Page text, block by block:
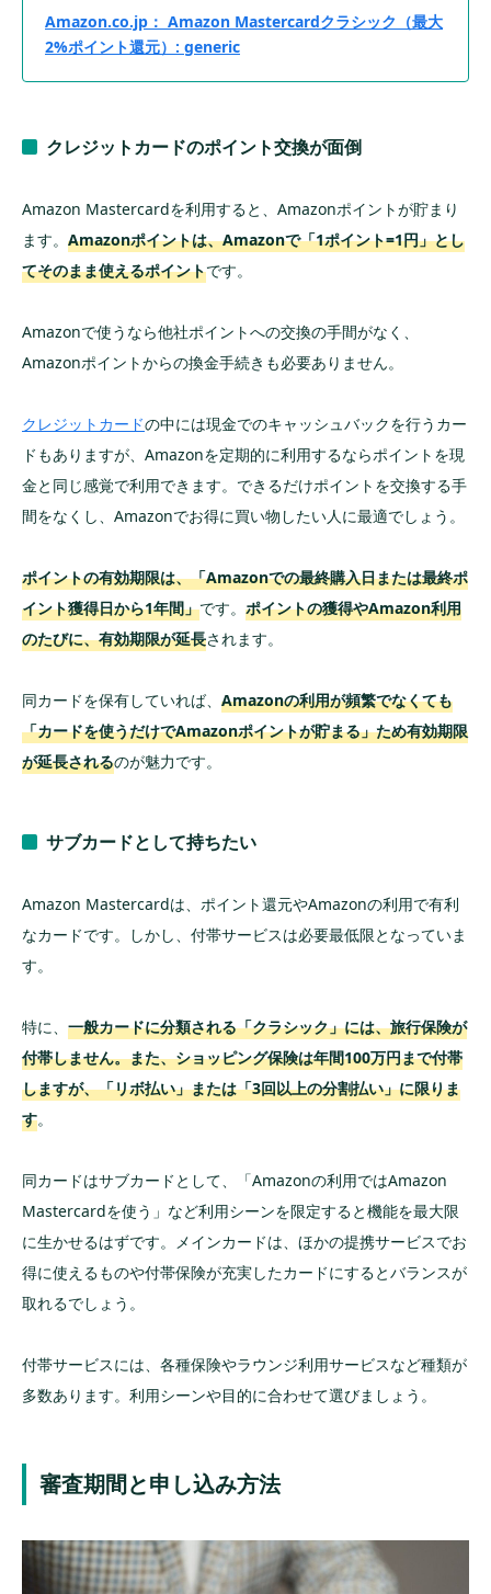
Amazon.co.jp： Amazon Mastercardクラシック（最大
2%ポイント還元）: generic
クレジットカードのポイント交換が面倒
Amazon Mastercardを利用すると、Amazonポイントが貯まり
ます。 Amazonポイントは、Amazonで「1ポイント=1円」とし
てそのまま使えるポイントです。
Amazonで使うなら他社ポイントへの交換の手間がなく、
Amazonポイントからの換金手続きも必要ありません。
クレジットカードの中には現金でのキャッシュバックを行うカー
ドもありますが、Amazonを定期的に利用するならポイントを現
金と同じ感覚で利用できます。できるだけポイントを交換する手
間をなくし、Amazonでお得に買い物したい人に最適でしょう。
ポイントの有効期限は、「Amazonでの最終購入日または最終ポ
イント獲得日から1年間」です。 ポイントの獲得やAmazon利用
のたびに、有効期限が延長されます。
同カードを保有していれば、 Amazonの利用が頻繁でなくても
「カードを使うだけでAmazonポイントが貯まる」ため有効期限
が延長されるのが魅力です。
サブカードとして持ちたい
Amazon Mastercardは、ポイント還元やAmazonの利用で有利
なカードです。しかし、付帯サービスは必要最低限となっていま
す。
特に、 一般カードに分類される「クラシック」には、旅行保険が
付帯しません。また、ショッピング保険は年間100万円まで付帯
しますが、「リボ払い」または「3回以上の分割払い」に限りま
す。
同カードはサブカードとして、「Amazonの利用ではAmazon
Mastercardを使う」など利用シーンを限定すると機能を最大限
に生かせるはずです。メインカードは、ほかの提携サービスでお
得に使えるものや付帯保険が充実したカードにするとバランスが
取れるでしょう。
付帯サービスには、各種保険やラウンジ利用サービスなど種類が
多数あります。利用シーンや目的に合わせて選びましょう。
審査期間と申し込み方法